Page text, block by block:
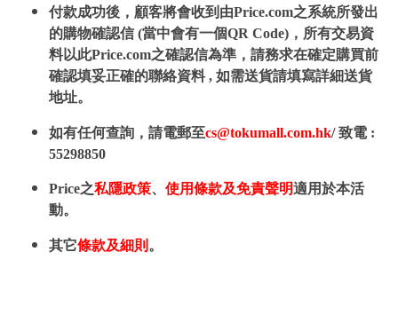
付款成功後，顧客將會收到由Price.com之系統所發出
的購物確認信 (當中會有一個QR Code)，所有交易資
料以此Price.com之確認信為準，請務求在確定購買前
確認填妥正確的聯絡資料 , 如需送貨請填寫詳細送貨
地址。
如有任何查詢，請電郵至cs@tokumall.com.hk/ 致電 :
55298850
Price之私隱政策、 使用條款及免責聲明適用於本活
動。
其它條款及細則 。